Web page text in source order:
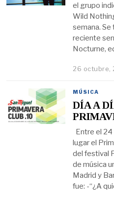
el grupo
Wild
semana.
reciente
Nocturne,
26 octubre,
MÚSICA
DÍA A
Entre el
lugar el
del festival
de música
Madrid y
fue: -“¿A